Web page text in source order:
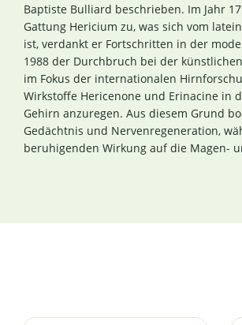
Baptiste Bulliard beschrieben. Im Jahr
Gattung Hericium zu, was sich vom
ist, verdankt er Fortschritten in der
1988 der Durchbruch bei der
im Fokus der internationalen
Wirkstoffe Hericenone und Erinacine in
Gehirn anzuregen. Aus diesem Grund
Gedächtnis und Nervenregeneration,
beruhigenden Wirkung auf die Magen-